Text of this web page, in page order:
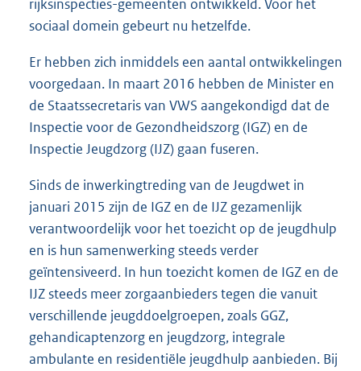
rijksinspecties-gemeenten ontwikkeld. Voor het
sociaal domein gebeurt nu hetzelfde.
Er hebben zich inmiddels een aantal ontwikkelingen
voorgedaan. In maart 2016 hebben de Minister en
de Staatssecretaris van VWS aangekondigd dat de
Inspectie voor de Gezondheidszorg (IGZ) en de
Inspectie Jeugdzorg (IJZ) gaan fuseren.
Sinds de inwerkingtreding van de Jeugdwet in
januari 2015 zijn de IGZ en de IJZ gezamenlijk
verantwoordelijk voor het toezicht op de jeugdhulp
en is hun samenwerking steeds verder
geïntensiveerd. In hun toezicht komen de IGZ en de
IJZ steeds meer zorgaanbieders tegen die vanuit
verschillende jeugddoelgroepen, zoals GGZ,
gehandicaptenzorg en jeugdzorg, integrale
ambulante en residentiële jeugdhulp aanbieden. Bij